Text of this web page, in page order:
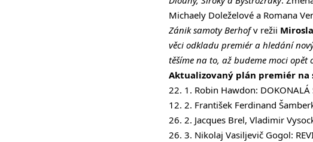
Michaely Doleželové a Romana
Zánik samoty Berhofv režii
věci odkladu premiér a hledání
těšíme na to, až budeme moci
Aktualizovaný plán premiér na
22. 1. Robin Hawdon: DOKONALÁ
12. 2. František Ferdinand
26. 2. Jacques Brel, Vladimir
26. 3. Nikolaj Vasiljevič Gogol: